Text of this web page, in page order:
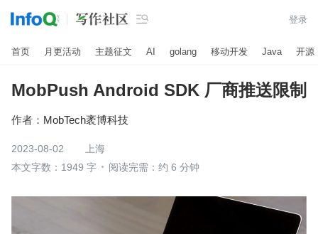
 登录
首页 月更活动 主题征文 AI golang 移动开发 Java 开源
MobPush Android SDK 厂商推送限制
作者： MobTech袤博科技
2023-08-02
上海
本文字数：1949 字
阅读完需：约 6 分钟